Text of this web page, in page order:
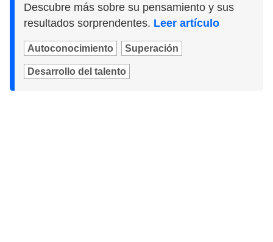
Descubre más sobre su pensamiento y sus
resultados sorprendentes. Leer artículo
Autoconocimiento Superación
Desarrollo del talento